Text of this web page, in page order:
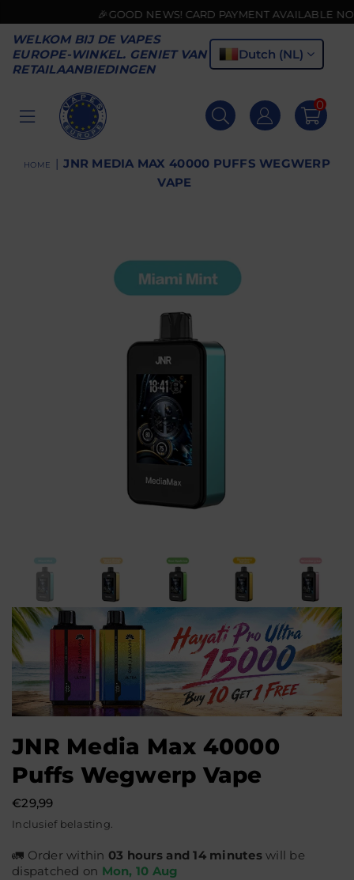
🎉GOOD NEWS! CARD PAYMENT AVAILABLE NOW💳
WELKOM BIJ DE VAPES
EUROPE-WINKEL. GENIET VAN
RETAILAANBIEDINGEN
Dutch (NL)
VAPES
EUROPE
0
HOME | JNR MEDIA MAX 40000 PUFFS WEGWERP
VAPE
JNR Media Max 40000
Puffs Wegwerp Vape
Normale
prijs
€29,99
Inclusief belasting.
🚛 Order within 03 hours and 14 minuteswill be
dispatched on Mon, 10 Aug